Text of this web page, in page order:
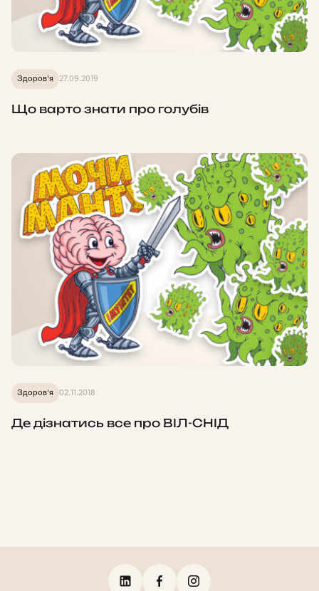
Здоров'я 27.09.2019
Що варто знати про голубів
Здоров'я 02.11.2018
Де дізнатись все про ВІЛ-СНІД